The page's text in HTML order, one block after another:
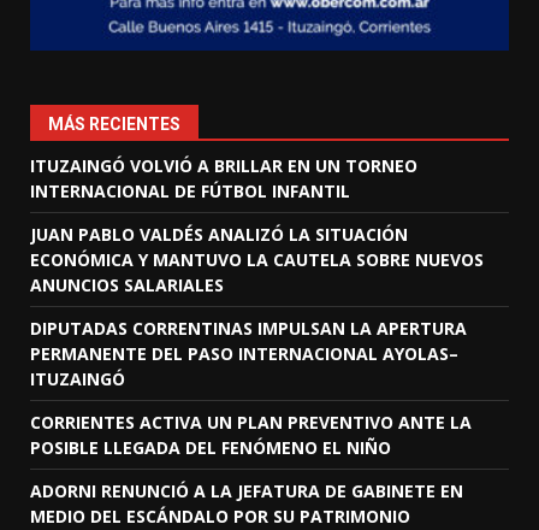
MÁS RECIENTES
ITUZAINGÓ VOLVIÓ A BRILLAR EN UN TORNEO
INTERNACIONAL DE FÚTBOL INFANTIL
JUAN PABLO VALDÉS ANALIZÓ LA SITUACIÓN
ECONÓMICA Y MANTUVO LA CAUTELA SOBRE NUEVOS
ANUNCIOS SALARIALES
DIPUTADAS CORRENTINAS IMPULSAN LA APERTURA
PERMANENTE DEL PASO INTERNACIONAL AYOLAS–
ITUZAINGÓ
CORRIENTES ACTIVA UN PLAN PREVENTIVO ANTE LA
POSIBLE LLEGADA DEL FENÓMENO EL NIÑO
ADORNI RENUNCIÓ A LA JEFATURA DE GABINETE EN
MEDIO DEL ESCÁNDALO POR SU PATRIMONIO